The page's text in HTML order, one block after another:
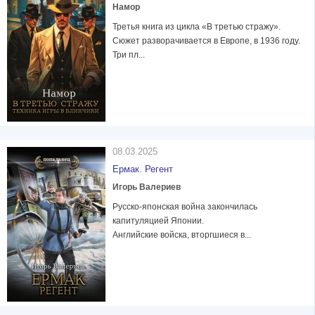
Намор
Третья книга из цикла «В третью стражу».
Сюжет разворачивается в Европе, в 1936 году.
Три пл...
08.03.2025
Ермак. Регент
Игорь Валериев
Русско-японская война закончилась
капитуляцией Японии.
Английские войска, вторгшиеся в...